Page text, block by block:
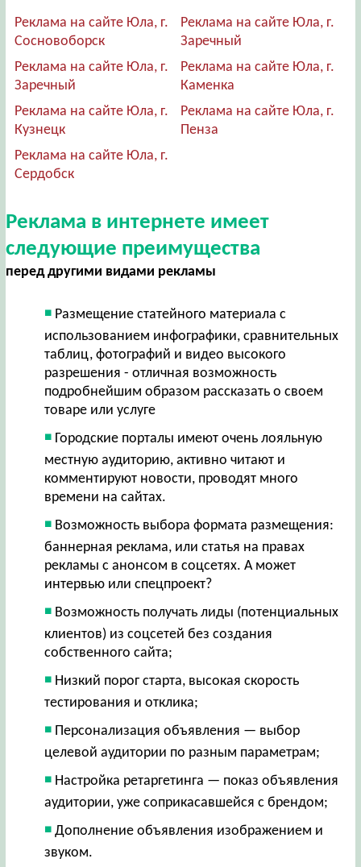
Реклама на сайте Юла, г.
Сосновоборск
Реклама на сайте Юла, г.
Заречный
Реклама на сайте Юла, г.
Заречный
Реклама на сайте Юла, г.
Каменка
Реклама на сайте Юла, г.
Кузнецк
Реклама на сайте Юла, г.
Пенза
Реклама на сайте Юла, г.
Сердобск
Реклама в интернете имеет
следующие преимущества
перед другими видами рекламы
Размещение статейного материала с
использованием инфографики, сравнительных
таблиц, фотографий и видео высокого
разрешения - отличная возможность
подробнейшим образом рассказать о своем
товаре или услуге
Городские порталы имеют очень лояльную
местную аудиторию, активно читают и
комментируют новости, проводят много
времени на сайтах.
Возможность выбора формата размещения:
баннерная реклама, или статья на правах
рекламы с анонсом в соцсетях. А может
интервью или спецпроект?
Возможность получать лиды (потенциальных
клиентов) из соцсетей без создания
собственного сайта;
Низкий порог старта, высокая скорость
тестирования и отклика;
Персонализация объявления — выбор
целевой аудитории по разным параметрам;
Настройка ретаргетинга — показ объявления
аудитории, уже соприкасавшейся с брендом;
Дополнение объявления изображением и
звуком.